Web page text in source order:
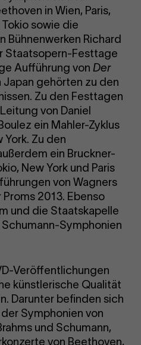
in Wien, Paris,
sowie die
Bühnenwerken Richard
Staatsopern-Festtage
Aufführung vonDer
Japan gehörten zu den
Zu den Festtagen
von Daniel
ein Mahler-Zyklus
York. Zu den
ein Bruckner-
New York und Paris
von Wagners
2013. Ebenso
und die Staatskapelle
Symphonien
Veröffentlichungen
künstlerische Qualität
Darunter befinden sich
Symphonien von
und Schumann,
von Beethoven,